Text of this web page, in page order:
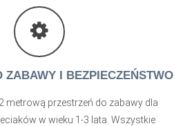
ZABAWY I BEZPIECZEŃSTWO
metrową przestrzeń do zabawy dla
w wieku 1-3 lata. Wszystkie